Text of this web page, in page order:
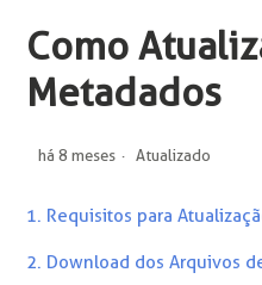
Como
Metadados
há 8 meses Atualizado
1. Requisitos para
2. Download dos Arquivos